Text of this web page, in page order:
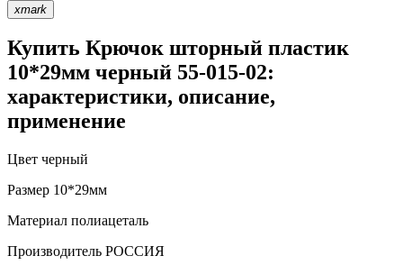
xmark
Купить Крючок шторный пластик
10*29мм черный 55-015-02:
характеристики, описание,
применение
Цвет черный
Размер 10*29мм
Материал полиацеталь
Производитель РОССИЯ